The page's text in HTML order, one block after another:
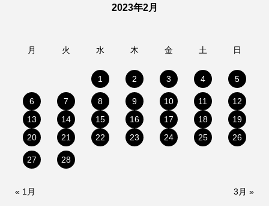
2023年2月
月 火 水 木 金 土 日
1 2 3 4 5
6 7 8 9 10 11
12
13
14 15 16 17 18
19
20
21 22 23 24 25 26
27 28
« 1月 3月 »